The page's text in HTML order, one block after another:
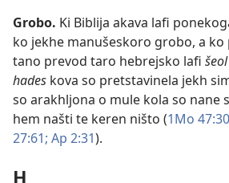
Grobo. Ki Biblija akava lafi
ko jekhe manušeskoro grobo, a ko
tano prevod taro hebrejsko lafi šeol
hades kova so pretstavinela jekh
so arakhljona o mule kola so nane
hem našti te keren ništo (1Mo
27:61; Ap 2:31).
H